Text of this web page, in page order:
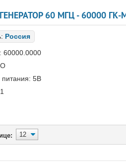
60 МГЦ - 60000 ГК-
Россия
60000.0000
5В